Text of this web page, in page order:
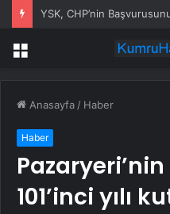
YSK, CHP’nin
Menü
Anasayfa / Haber
Haber
101’inci yılı